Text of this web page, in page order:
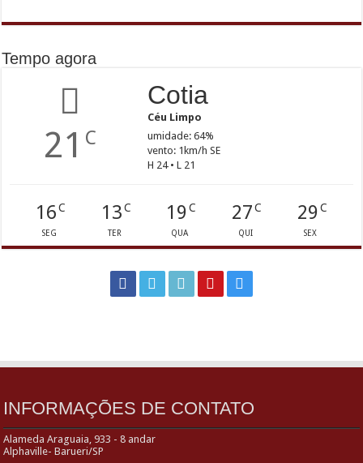
Tempo agora
21 C
Cotia
Céu Limpo
umidade: 64%
vento: 1km/h SE
H 24 • L 21
16C
SEG
13C
TER
19 C
QUA
27C
QUI
29C
SEX
INFORMAÇÕES DE CONTATO
Alameda Araguaia, 933 - 8 andar
Alphaville- Barueri/SP